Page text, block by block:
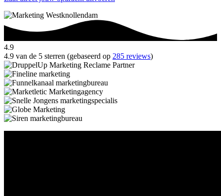
4.9
4.9 van de 5 sterren (gebaseerd op 285 reviews)